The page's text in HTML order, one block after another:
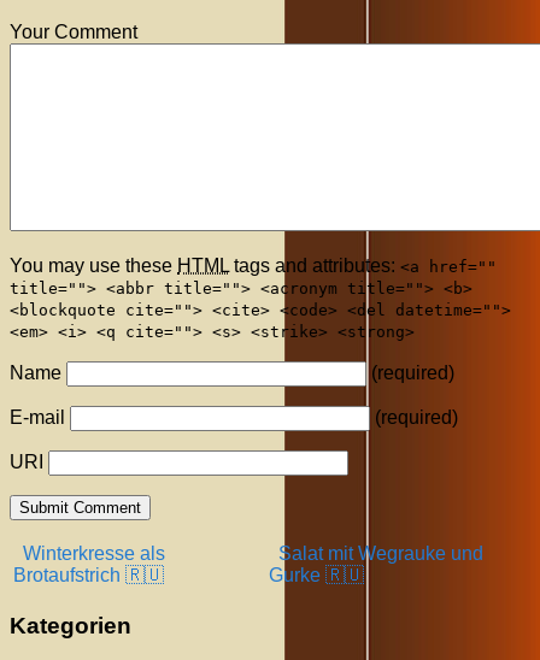
Your Comment
You may use these HTML tags and attributes: <a href=""
title=""> <abbr title=""> <acronym title=""> <b>
<blockquote cite=""> <cite> <code> <del datetime="">
<em> <i> <q cite=""> <s> <strike> <strong>
Name (required)
E-mail (required)
URI
Winterkresse als
Brotaufstrich 🇷🇺
Salat mit Wegrauke und
Gurke 🇷🇺
Kategorien